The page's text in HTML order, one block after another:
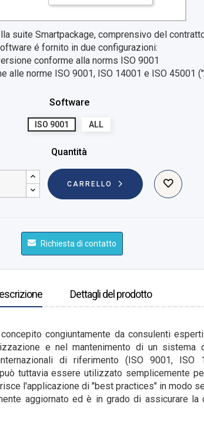
suite Smartpackage, comprensivo del
é fornito in due configurazioni:
conforme alla norms ISO 9001
alle norme ISO 9001, ISO 14001 e ISO 45001
Software
ISO 9001 ALL
Quantità
CARRELLO
Richiesta di contatto
Dettagli del prodotto
congiuntamente da consulenti
e nel mantenimento di un sistema
di riferimento (ISO 9001, ISO
tuttavia essere utilizzato semplicemente
l'applicazione di "best practices" in modo
aggiornato ed è in grado di assicurare la